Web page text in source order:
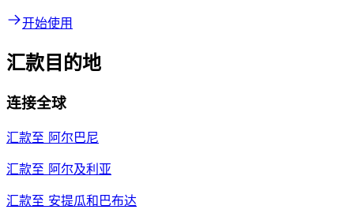
开始使用
汇款目的地
连接全球
汇款至 阿尔巴尼
汇款至 阿尔及利亚
汇款至 安提瓜和巴布达